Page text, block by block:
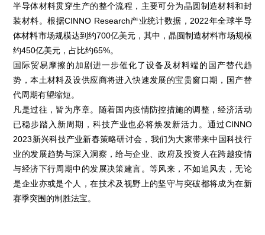
半导体材料贯穿生产的整个流程，主要可分为晶圆制造材料和封
装材料。根据CINNO Research产业统计数据，2022年全球半导
体材料市场规模达到约700亿美元，其中，晶圆制造材料市场规模
约450亿美元，占比约65%。
国际贸易摩擦的加剧进一步催化了设备及材料端的国产替代趋
势，本土材料及设供应商将进入快速发展的宝贵窗口期，国产替
代周期有望缩短。
凡是过往，皆为序章。随着国内疫情防控措施的调整，经济活动
已稳步踏入新周期，科技产业也必将焕发新活力。通过CINNO
2023新兴科技产业新春策略研讨会，我们为大家带来中国科技行
业的发展趋势与深入洞察，给与企业、政府及投资人在跨越疫情
与经济下行周期中的发展决策建言。等风来，不如追风去，无论
是企业亦或是个人，在技术及视野上的坚守与突破都将成为在新
赛季突围的制胜法宝。